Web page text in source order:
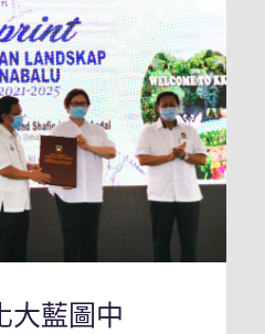
大藍圖中